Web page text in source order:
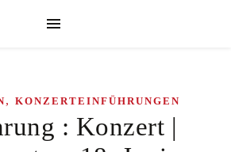
, KONZERTEINFÜHRUNGEN
: Konzert |